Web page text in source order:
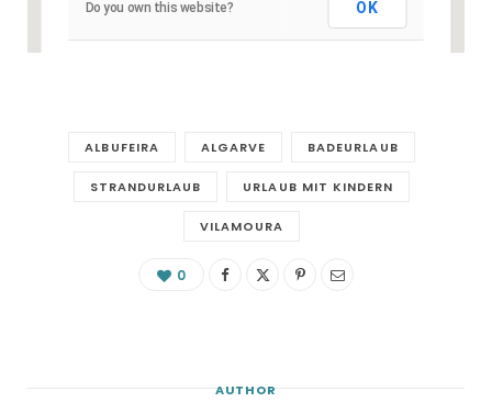
Do you own this website? OK
ALBUFEIRA ALGARVE BADEURLAUB
STRANDURLAUB URLAUB MIT KINDERN
VILAMOURA
0
AUTHOR